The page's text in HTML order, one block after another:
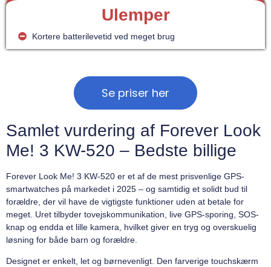
Ulemper
Kortere batterilevetid ved meget brug
Se priser her
Samlet vurdering af Forever Look
Me! 3 KW-520 – Bedste billige
Forever Look Me! 3 KW-520 er et af de mest prisvenlige GPS-
smartwatches på markedet i 2025 – og samtidig et solidt bud til
forældre, der vil have de vigtigste funktioner uden at betale for
meget. Uret tilbyder tovejskommunikation, live GPS-sporing, SOS-
knap og endda et lille kamera, hvilket giver en tryg og overskuelig
løsning for både barn og forældre.
Designet er enkelt, let og børnevenligt. Den farverige touchskærm